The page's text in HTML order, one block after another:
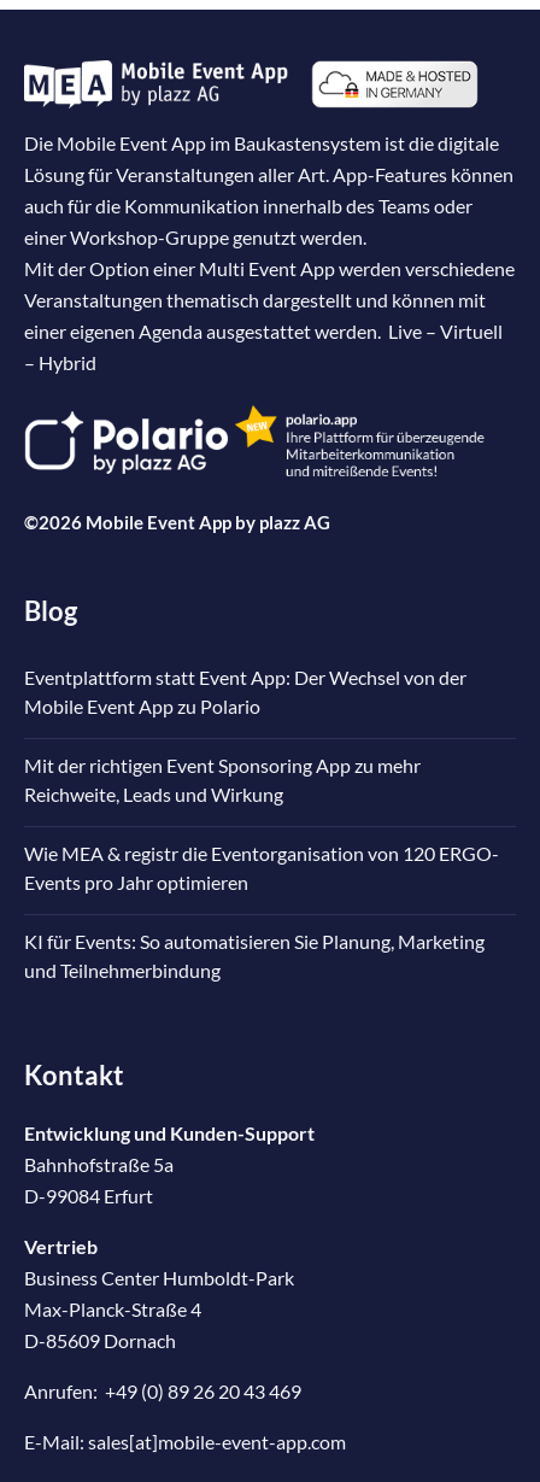
Die Mobile Event App im Baukastensystem ist die digitale
Lösung für Veranstaltungen aller Art. App-Features können
auch für die Kommunikation innerhalb des Teams oder
einer Workshop-Gruppe genutzt werden.
Mit der Option einer Multi Event App werden verschiedene
Veranstaltungen thematisch dargestellt und können mit
einer eigenen Agenda ausgestattet werden. Live – Virtuell
– Hybrid
©2026 Mobile Event App by plazz AG
Blog
Eventplattform statt Event App: Der Wechsel von der
Mobile Event App zu Polario
Mit der richtigen Event Sponsoring App zu mehr
Reichweite, Leads und Wirkung
Wie MEA & registr die Eventorganisation von 120 ERGO-
Events pro Jahr optimieren
KI für Events: So automatisieren Sie Planung, Marketing
und Teilnehmerbindung
Kontakt
Entwicklung und Kunden-Support
Bahnhofstraße 5a
D-99084 Erfurt
Vertrieb
Business Center Humboldt-Park
Max-Planck-Straße 4
D-85609 Dornach
Anrufen: +49 (0) 89 26 20 43 469
E-Mail: sales[at]mobile-event-app.com